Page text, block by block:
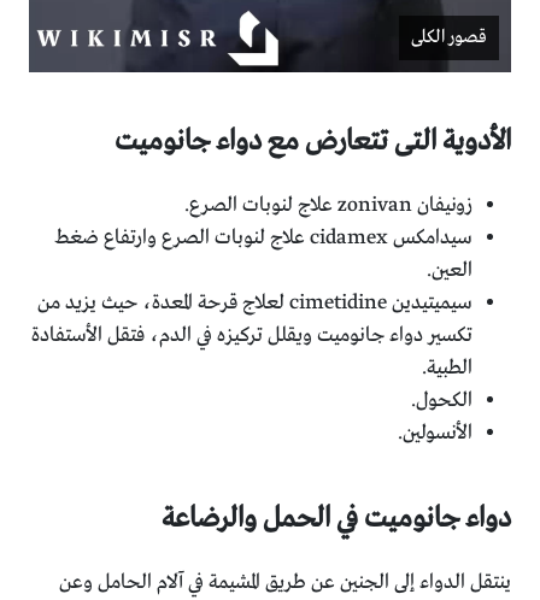
قصور الكلى
الأدوية التى تتعارض مع دواء جانوميت
زونيفان zonivan علاج لنوبات الصرع.
سيدامكس cidamex علاج لنوبات الصرع وارتفاع ضغط
العين.
سيميتيدين cimetidine لعلاج قرحة المعدة، حيث يزيد من
تكسير دواء جانوميت ويقلل تركيزه في الدم، فتقل الأستفادة
الطبية.
الكحول.
الأنسولين.
دواء جانوميت في الحمل والرضاعة
ينتقل الدواء إلى الجنين عن طريق المشيمة في آلام الحامل وعن